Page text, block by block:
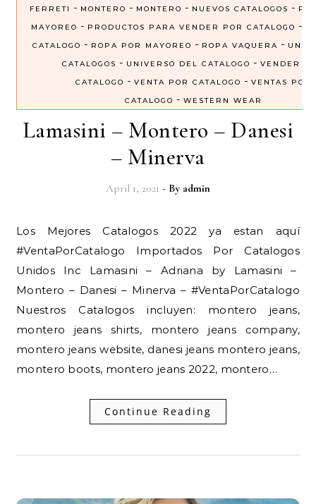
FERRETI
- MONTERO - MONTERO - NUEVOS CATALOGOS -
MAYOREO - PRODUCTOS PARA VENDER POR CATALOGO -
CATALOGO - ROPA POR MAYOREO - ROPA VAQUERA -
CATALOGOS - UNIVERSO DEL CATALOGO - VENDER
CATALOGO - VENTA POR CATALOGO - VENTAS POR
CATALOGO - WESTERN WEAR
Lamasini – Montero – Danesi
– Minerva
April 1, 2021 - By admin
Los Mejores Catalogos 2022 ya estan aquí
#VentaPorCatalogo Importados Por Catalogos
Unidos Inc Lamasini – Adriana by Lamasini –
Montero – Danesi – Minerva – #VentaPorCatalogo
Nuestros Catalogos incluyen: montero jeans,
montero jeans shirts, montero jeans company,
montero jeans website, danesi jeans montero jeans,
montero boots, montero jeans 2022, montero…
Continue Reading